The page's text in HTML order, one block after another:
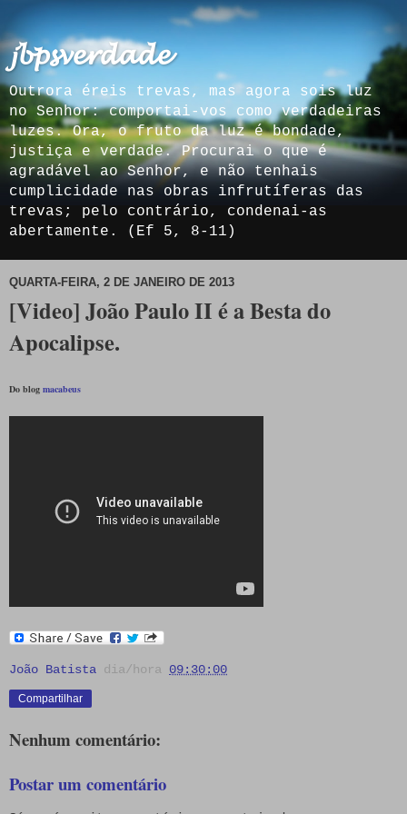
𝓳𝓫𝓹𝓼𝓿𝓮𝓻𝓭𝓪𝓭𝓮
Outrora éreis trevas, mas agora sois luz
no Senhor: comportai-vos como verdadeiras
luzes. Ora, o fruto da luz é bondade,
justiça e verdade. Procurai o que é
agradável ao Senhor, e não tenhais
cumplicidade nas obras infrutíferas das
trevas; pelo contrário, condenai-as
abertamente. (Ef 5, 8-11)
QUARTA-FEIRA, 2 DE JANEIRO DE 2013
[Video] João Paulo II é a Besta do
Apocalipse.
Do blog macabeus
João Batista dia/hora 09:30:00
Compartilhar
Nenhum comentário:
Postar um comentário